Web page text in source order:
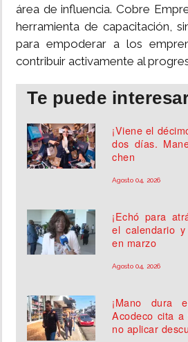
área de influencia. Cobre
herramienta de capacitación,
para empoderar a los
contribuir activamente al
Te puede
¡Viene el
dos días.
chen
Agosto 04, 2026
¡Echó para
el calendario
en marzo
Agosto 04, 2026
¡Mano dura
Acodeco cita
no aplicar